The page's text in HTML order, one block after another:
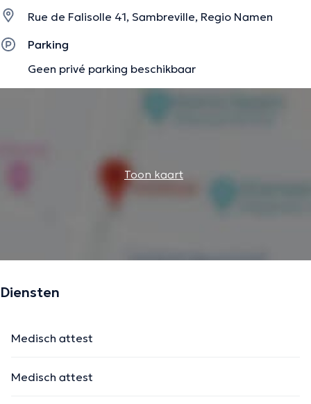
Rue de Falisolle 41, Sambreville, Regio Namen
Parking
Geen privé parking beschikbaar
Toon kaart
Diensten
Medisch attest
Medisch attest